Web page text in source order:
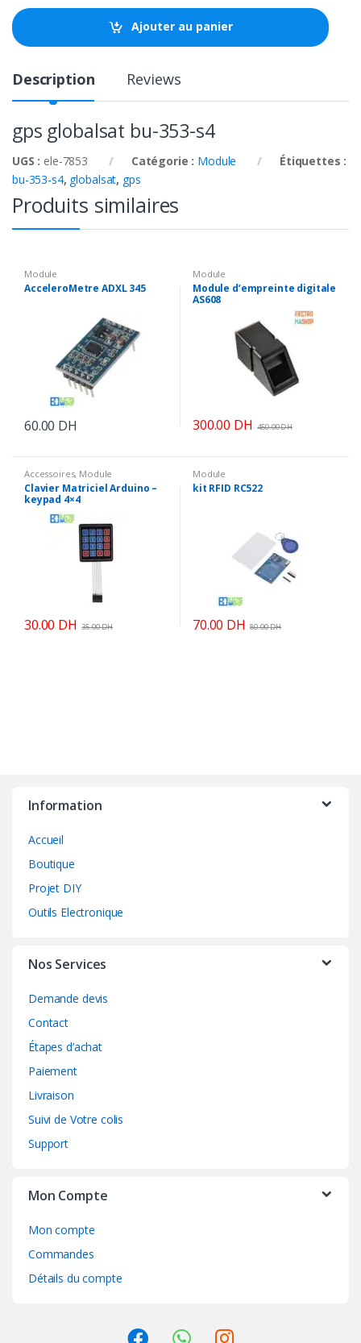
t
i
Ajouter au panier
Description Reviews
gps globalsat bu-353-s4
UGS : ele-7853 Catégorie : Module
Étiquettes :
bu-353-s4, globalsat, gps
Produits similaires
Module
AcceleroMetre ADXL 345
60.00 DH
Module
Module d’empreinte digitale
AS608
300.00 DH 450.00DH
Accessoires, Module
Clavier Matriciel Arduino –
keypad 4×4
30.00 DH 35.00DH
Module
kit RFID RC522
70.00 DH 80.00DH
Information
Accueil
Boutique
Projet DIY
Outils Electronique
Nos Services
Demande devis
Contact
Étapes d’achat
Paiement
Livraison
Suivi de Votre colis
Support
Mon Compte
Mon compte
Commandes
Détails du compte